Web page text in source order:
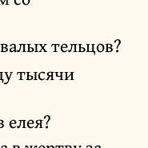
тельцов?
тысячи
елея?